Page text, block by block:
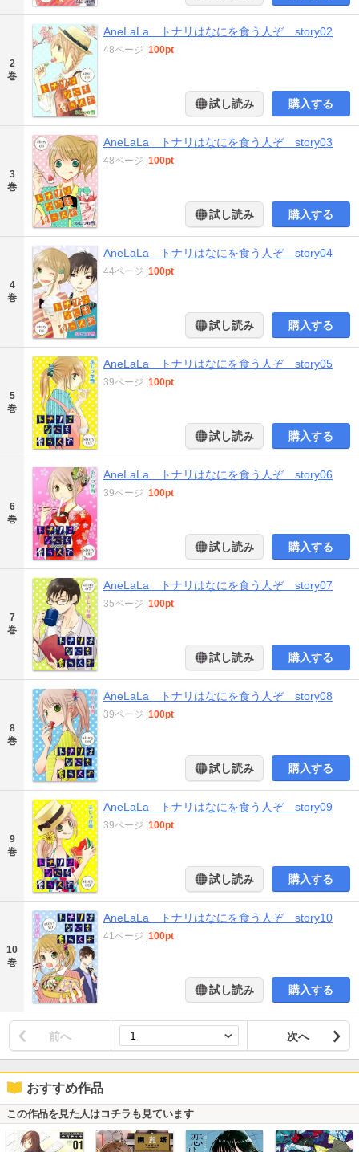
2
巻
AneLaLa トナリはなにを食う人ぞ story02
48ページ 100pt
試し読み 購入する
3
巻
AneLaLa トナリはなにを食う人ぞ story03
48ページ 100pt
試し読み 購入する
4
巻
AneLaLa トナリはなにを食う人ぞ story04
44ページ 100pt
試し読み 購入する
5
巻
AneLaLa トナリはなにを食う人ぞ story05
39ページ 100pt
試し読み 購入する
6
巻
AneLaLa トナリはなにを食う人ぞ story06
39ページ 100pt
試し読み 購入する
7
巻
AneLaLa トナリはなにを食う人ぞ story07
35ページ 100pt
試し読み 購入する
8
巻
AneLaLa トナリはなにを食う人ぞ story08
39ページ 100pt
試し読み 購入する
9
巻
AneLaLa トナリはなにを食う人ぞ story09
39ページ 100pt
試し読み 購入する
10
巻
AneLaLa トナリはなにを食う人ぞ story10
41ページ 100pt
試し読み 購入する
前へ 次へ
おすすめ作品
この作品を見た人はコチラも見ています